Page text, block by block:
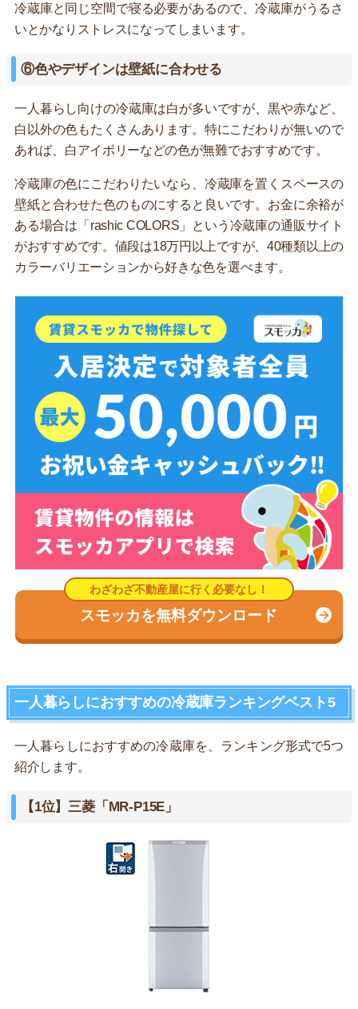
冷蔵庫と同じ空間で寝る必要があるので、冷蔵庫がうるさ
いとかなりストレスになってしまいます。
⑥色やデザインは壁紙に合わせる
一人暮らし向けの冷蔵庫は白が多いですが、黒や赤など、
白以外の色もたくさんあります。特にこだわりが無いので
あれば、白アイボリーなどの色が無難でおすすめです。
冷蔵庫の色にこだわりたいなら、冷蔵庫を置くスペースの
壁紙と合わせた色のものにすると良いです。お金に余裕が
ある場合は「rashic COLORS」という冷蔵庫の通販サイト
がおすすめです。値段は18万円以上ですが、40種類以上の
カラーバリエーションから好きな色を選べます。
スモッカを無料ダウンロード
一人暮らしにおすすめの冷蔵庫ランキングベスト5
一人暮らしにおすすめの冷蔵庫を、ランキング形式で5つ
紹介します。
【1位】三菱「MR-P15E」